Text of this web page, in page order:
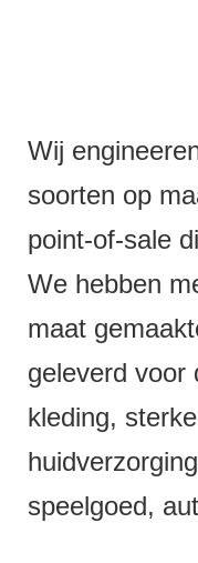
Wij
soorten op
point-of-sale
We hebben
maat
geleverd voor
kleding,
speelgoed,